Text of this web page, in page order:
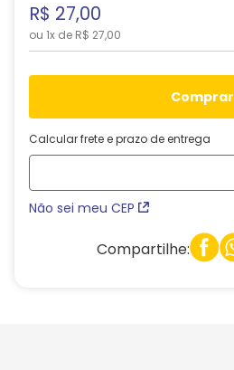
R$ 27,00
ou 1x de R$ 27,00
comprar
Calcular frete e prazo de entrega
Não sei meu CEP
Compartilhe: